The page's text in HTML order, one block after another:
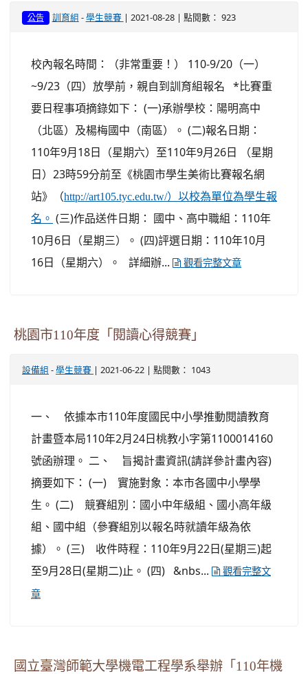
公告 訓育組 - 學生競賽 | 2021-08-28 | 點閱數： 923
校內報名時間：（非常重要！） 110-9/20（一）
~9/23（四）放學前，親自到訓育組報名 *比賽重
要日程事項摘錄如下： (一)承辦學校：陽明高中
（北區）及楊梅國中（南區）。 (二)報名日期：
110年9月18日（星期六）至110年9月26日 （星期
日）23時59分前至《桃園市學生美術比賽報名網
站》（http://art105.tyc.edu.tw/）以校為單位為學生報
名。 (三)作品送件日期： 國中、高中職組：110年
10月6日（星期三）。 (四)評選日期：110年10月
16日（星期六）。 詳細辦...
觀看完整文章
桃園市110年度「閱讀心得競賽」
設備組 - 學生競賽 | 2021-06-22 | 點閱數： 1043
一、 依據本市110年度國民中小學推動閱讀教育
計畫暨本局110年2月24日桃教小字第1100014160
號函辦理。 二、 旨揭計畫資訊(請詳參計畫內容)
摘要如下： (一) 實施對象：本市各國中小學學
生。 (二) 競賽組別：國小中年級組、國小高年級
組、國中組（參賽組別以報名時就讀年級為依
據）。 (三) 收件時程：110年9月22日(星期三)起
至9月28日(星期二)止。 (四) &nbs...
觀看完整文
章
國立臺灣師範大學機電工程學系舉辦「110年機